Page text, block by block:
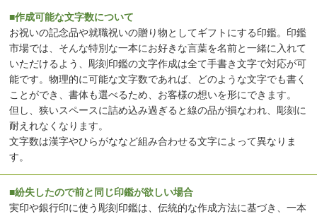
■作成可能な文字数について
お祝いの記念品や就職祝いの贈り物としてギフトにする印鑑。印鑑
市場では、そんな特別な一本にお好きな言葉を名前と一緒に入れて
いただけるよう、彫刻印鑑の文字作成は全て手書き文字で対応が可
能です。物理的に可能な文字数であれば、どのような文字でも書く
ことができ、書体も選べるため、お客様の想いを形にできます。
但し、狭いスペースに詰め込み過ぎると線の品が損なわれ、彫刻に
耐えれなくなります。
文字数は漢字やひらがななど組み合わせる文字によって異なりま
す。
■紛失したので前と同じ印鑑が欲しい場合
実印や銀行印に使う彫刻印鑑は、伝統的な作成方法に基づき、一本